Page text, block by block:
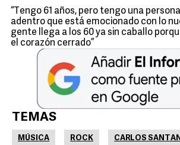
“Tengo 61 años, pero tengo una
adentro que está emocionado con lo
gente llega a los 60 ya sin caballo
el corazón cerrado”
TEMAS
MÚSICA ROCK CARLOS